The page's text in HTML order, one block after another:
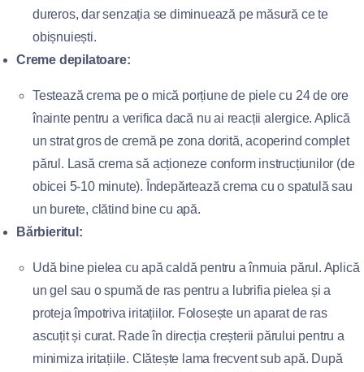
dureros, dar senzația se diminuează pe măsură ce te
obișnuiești.
Creme depilatoare:
Testează crema pe o mică porțiune de piele cu 24 de ore
înainte pentru a verifica dacă nu ai reacții alergice. Aplică
un strat gros de cremă pe zona dorită, acoperind complet
părul. Lasă crema să acționeze conform instrucțiunilor (de
obicei 5-10 minute). Îndepărtează crema cu o spatulă sau
un burete, clătind bine cu apă.
Bărbieritul:
Udă bine pielea cu apă caldă pentru a înmuia părul. Aplică
un gel sau o spumă de ras pentru a lubrifia pielea și a
proteja împotriva iritațiilor. Folosește un aparat de ras
ascuțit și curat. Rade în direcția creșterii părului pentru a
minimiza iritațiile. Clătește lama frecvent sub apă. După